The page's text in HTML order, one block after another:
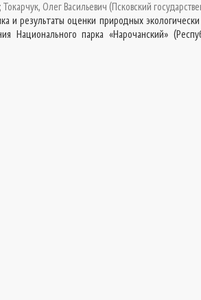
; Токарчук, Олег Васильевич (Псковский
и результаты оценки природных
Национального парка «Нарочанский»